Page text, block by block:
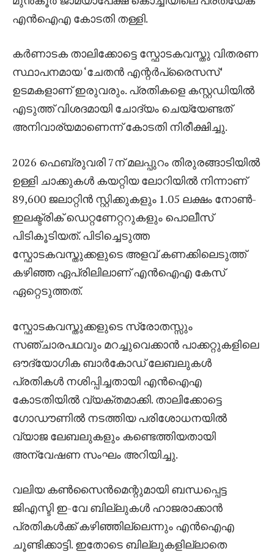
എൻഐഎ കോടതി തള്ളി.
കർണാടക താലിക്കോട്ടെ സ്ഫോടകവസ്തു വിതരണ
സ്ഥാപനമായ ‘ചേതൻ എന്റർപ്രൈസസ്’
ഉടമകളാണ് ഇരുവരും. പ്രതികളെ കസ്റ്റഡിയിൽ
എടുത്ത് വിശദമായി ചോദ്യം ചെയ്യേണ്ടത്
അനിവാര്യമാണെന്ന് കോടതി നിരീക്ഷിച്ചു.
2026 ഫെബ്രുവരി 7ന് മലപ്പുറം തിരുരങ്ങാടിയിൽ
ഉള്ളി ചാക്കുകൾ കയറ്റിയ ലോറിയിൽ നിന്നാണ്
89,600 ജലാറ്റിൻ സ്റ്റിക്കുകളും 1.05 ലക്ഷം നോൺ-
ഇലക്ട്രിക് ഡെറ്റണേറ്ററുകളും പൊലീസ്
പിടികൂടിയത്. പിടിച്ചെടുത്ത
സ്ഫോടകവസ്തുക്കളുടെ അളവ് കണക്കിലെടുത്ത്
കഴിഞ്ഞ ഏപ്രിലിലാണ് എൻഐഎ കേസ്
ഏറ്റെടുത്തത്.
സ്ഫോടകവസ്തുക്കളുടെ സ്രോതസ്സും
സഞ്ചാരപഥവും മറച്ചുവെക്കാൻ പാക്കറ്റുകളിലെ
ഔദ്യോഗിക ബാർകോഡ് ലേബലുകൾ
പ്രതികൾ നശിപ്പിച്ചതായി എൻഐഎ
കോടതിയിൽ വ്യക്തമാക്കി. താലിക്കോട്ടെ
ഗോഡൗണിൽ നടത്തിയ പരിശോധനയിൽ
വ്യാജ ലേബലുകളും കണ്ടെത്തിയതായി
അന്വേഷണ സംഘം അറിയിച്ചു.
വലിയ കൺസൈൻമെന്റുമായി ബന്ധപ്പെട്ട
ജിഎസ്ടി ഇ-വേ ബില്ലുകൾ ഹാജരാക്കാൻ
പ്രതികൾക്ക് കഴിഞ്ഞില്ലെന്നും എൻഐഎ
ചൂണ്ടിക്കാട്ടി. ഇതോടെ ബില്ലുകളില്ലാതെ